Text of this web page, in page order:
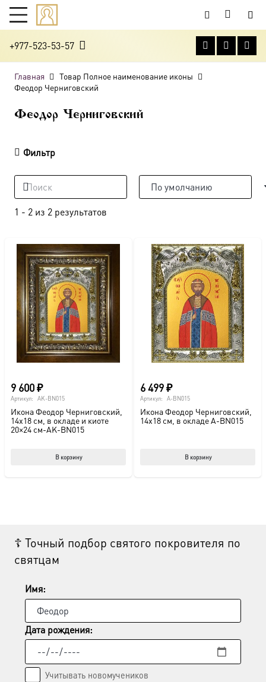
+977-523-53-57
Главная
Товар Полное наименование иконы
Феодор Черниговский
Феодор Черниговский
Фильтр
1 - 2 из 2 результатов
9 600₽
Артикул: AK-BN015
Икона Феодор Черниговский,
14х18 см, в окладе и киоте
20×24 см-AK-BN015
В корзину
6 499₽
Артикул: A-BN015
Икона Феодор Черниговский,
14х18 см, в окладе A-BN015
В корзину
☦ Точный подбор святого покровителя по
святцам
Имя:
Дата рождения:
Учитывать новомучеников